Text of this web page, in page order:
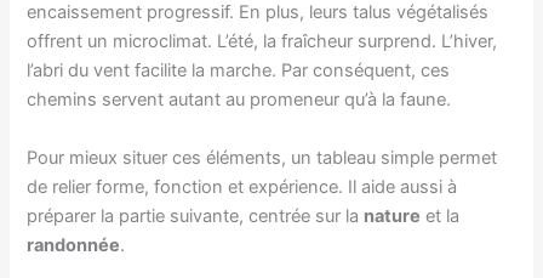
encaissement progressif. En plus, leurs talus végétalisés
offrent un microclimat. L’été, la fraîcheur surprend. L’hiver,
l’abri du vent facilite la marche. Par conséquent, ces
chemins servent autant au promeneur qu’à la faune.
Pour mieux situer ces éléments, un tableau simple permet
de relier forme, fonction et expérience. Il aide aussi à
préparer la partie suivante, centrée sur la nature et la
randonnée.